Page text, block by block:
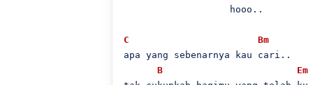
                   hooo..
C
Bm
apa yang sebenarnya kau cari..
B
Em